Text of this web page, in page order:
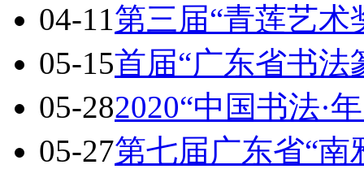
04-11第三届“青莲艺
05-15首届“广东省书
05-282020“中国书法·
05-27第七届广东省“